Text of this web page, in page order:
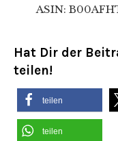
ASIN:
Hat Dir der
teilen!
teilen
teilen